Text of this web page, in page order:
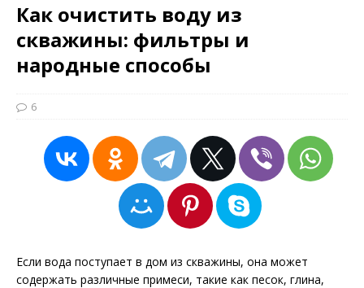
Как очистить воду из
скважины: фильтры и
народные способы
6
Если вода поступает в дом из скважины, она может
содержать различные примеси, такие как песок, глина,